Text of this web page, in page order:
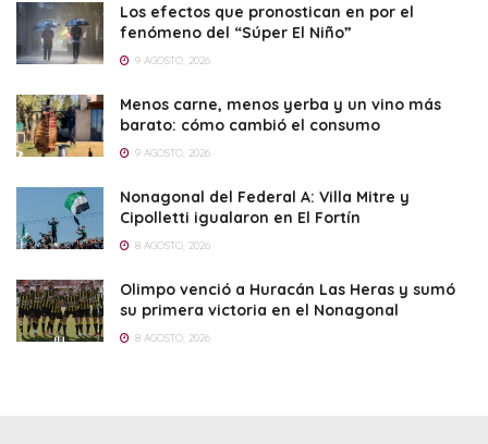
Los efectos que pronostican en por el
fenómeno del “Súper El Niño”
9 AGOSTO, 2026
Menos carne, menos yerba y un vino más
barato: cómo cambió el consumo
9 AGOSTO, 2026
Nonagonal del Federal A: Villa Mitre y
Cipolletti igualaron en El Fortín
8 AGOSTO, 2026
Olimpo venció a Huracán Las Heras y sumó
su primera victoria en el Nonagonal
8 AGOSTO, 2026